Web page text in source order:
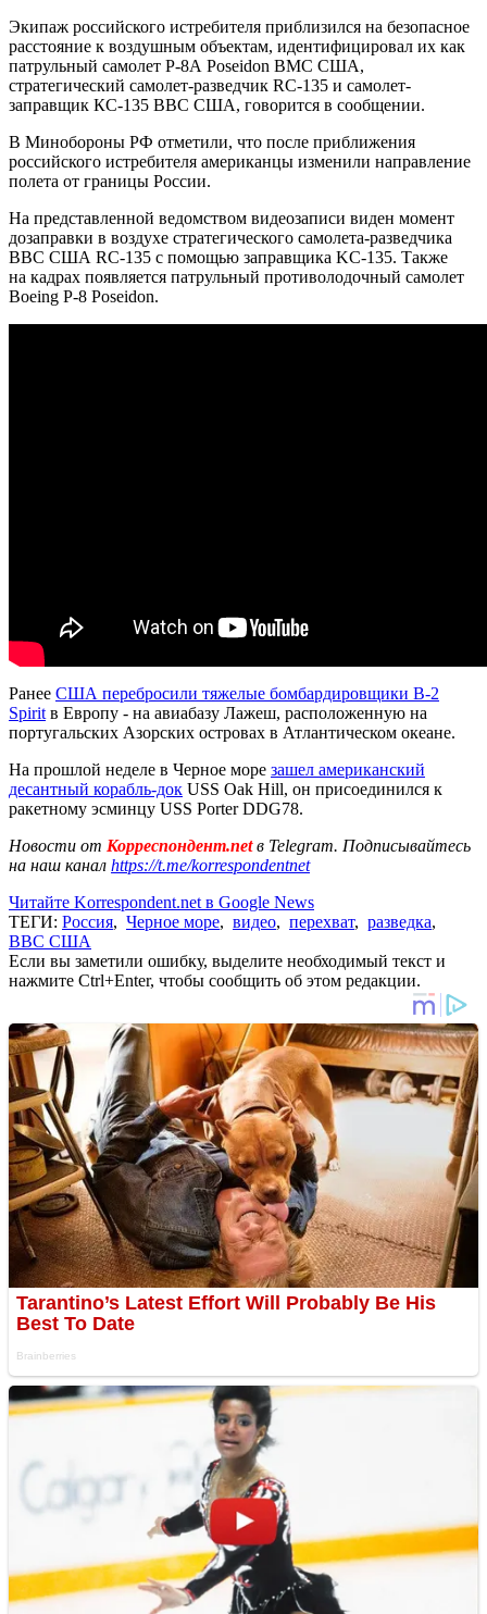
Экипаж российского истребителя приблизился на безопасное
расстояние к воздушным объектам, идентифицировал их как
патрульный самолет Р-8А Poseidon ВМС США,
стратегический самолет-разведчик RC-135 и самолет-
заправщик КС-135 ВВС США, говорится в сообщении.
В Минобороны РФ отметили, что после приближения
российского истребителя американцы изменили направление
полета от границы России.
На представленной ведомством видеозаписи виден момент
дозаправки в воздухе стратегического самолета-разведчика
ВВС США RC-135 с помощью заправщика KC-135. Также
на кадрах появляется патрульный противолодочный самолет
Boeing P-8 Poseidon.
Ранее США перебросили тяжелые бомбардировщики B-2
Spirit в Европу - на авиабазу Лажеш, расположенную на
португальских Азорских островах в Атлантическом океане.
На прошлой неделе в Черное море зашел американский
десантный корабль-док USS Oak Hill, он присоединился к
ракетному эсминцу USS Porter DDG78.
Новости от Корреспондент.netв Telegram. Подписывайтесь
на наш канал https://t.me/korrespondentnet
Читайте Korrespondent.net в Google News
ТЕГИ: Россия, Черное море, видео, перехват, разведка,
ВВС США
Если вы заметили ошибку, выделите необходимый текст и
нажмите Ctrl+Enter, чтобы сообщить об этом редакции.